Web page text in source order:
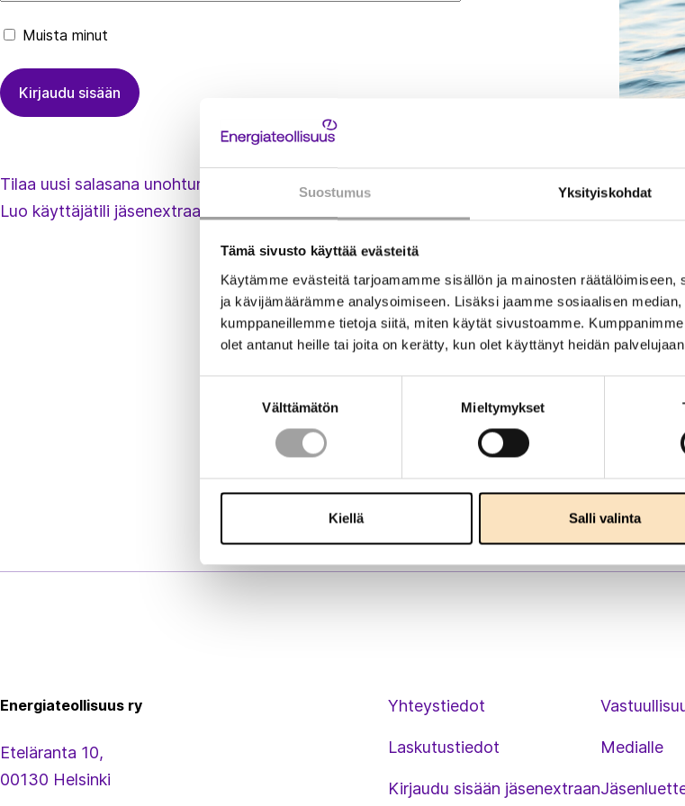
Suostumus Yksityiskohdat
Tämä sivusto käyttää evästeitä
Käytämme evästeitä tarjoamamme sisällön ja mainosten
ja kävijämäärämme analysoimiseen. Lisäksi jaamme sosiaalisen
kumppaneillemme tietoja siitä, miten käytät sivustoamme.
olet antanut heille tai joita on kerätty, kun olet käyttänyt heidän
Välttämätön Mieltymykset
Kiellä Salli valinta
Muista minut
Tilaa uusi salasana unohtuneen tilalle
Luo käyttäjätili jäsenextraan
Energiateollisuus ry
Eteläranta 10,
00130 Helsinki
Yhteystiedot
Laskutustiedot
Kirjaudu sisään jäsenextraan
Medialle